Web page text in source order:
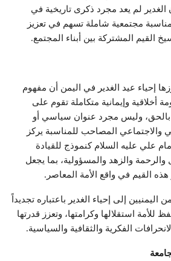
الغدير لم يعد مجرد ذكرى تاريخية في
مجتمعية شاملة تسهم في تعزيز
القيم المشتركة بين أبناء المجتمع.
إحياء عيد الغدير في اليمن أن مفهوم
أخلاقية وإيمانية متكاملة تقوم على
بالحق، وليس مجرد عنوان سياسي أو
والاجتماعي المصاحب للمناسبة يركز
علي عليه السلام كنموذج للقيادة
والرحمة والزهد والمسؤولية، بما يجعل
القيم في واقع الأمة المعاصر.
إلى إحياء الغدير باعتباره تجديداً
للأمة استقلالها وكرامتها، وتعزز قدرتها
الفكرية والثقافية والسياسية.